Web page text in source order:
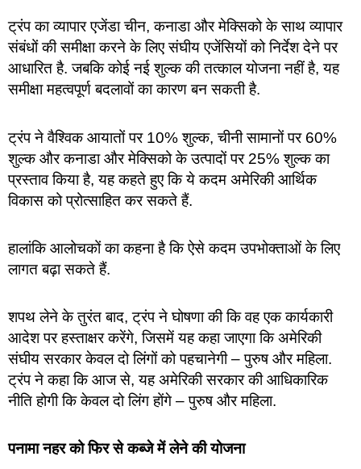
ट्रंप का व्यापार एजेंडा चीन, कनाडा और मेक्सिको के साथ व्यापार
संबंधों की समीक्षा करने के लिए संघीय एजेंसियों को निर्देश देने पर
आधारित है. जबकि कोई नई शुल्क की तत्काल योजना नहीं है, यह
समीक्षा महत्वपूर्ण बदलावों का कारण बन सकती है.
ट्रंप ने वैश्विक आयातों पर 10% शुल्क, चीनी सामानों पर 60%
शुल्क और कनाडा और मेक्सिको के उत्पादों पर 25% शुल्क का
प्रस्ताव किया है, यह कहते हुए कि ये कदम अमेरिकी आर्थिक
विकास को प्रोत्साहित कर सकते हैं.
हालांकि आलोचकों का कहना है कि ऐसे कदम उपभोक्ताओं के लिए
लागत बढ़ा सकते हैं.
शपथ लेने के तुरंत बाद, ट्रंप ने घोषणा की कि वह एक कार्यकारी
आदेश पर हस्ताक्षर करेंगे, जिसमें यह कहा जाएगा कि अमेरिकी
संघीय सरकार केवल दो लिंगों को पहचानेगी – पुरुष और महिला.
ट्रंप ने कहा कि आज से, यह अमेरिकी सरकार की आधिकारिक
नीति होगी कि केवल दो लिंग होंगे – पुरुष और महिला.
पनामा नहर को फिर से कब्जे में लेने की योजना